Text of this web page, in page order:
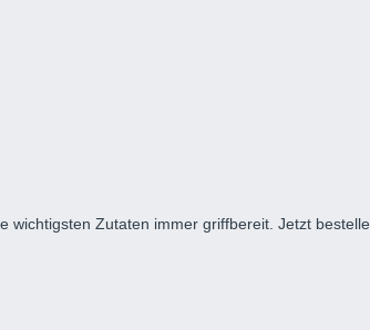
Zutaten immer griffbereit. Jetzt